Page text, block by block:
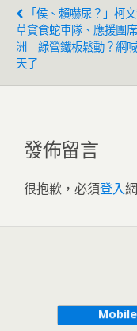
「侯、賴嚇尿？」柯
草貪食蛇車隊、應援團
洲 綠營鐵板鬆動？網
天了
發佈留言
很抱歉，必須登入
Mobile